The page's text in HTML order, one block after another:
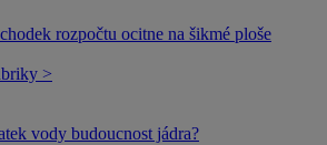
rozpočtu ocitne na šikmé ploše
>
vody budoucnost jádra?